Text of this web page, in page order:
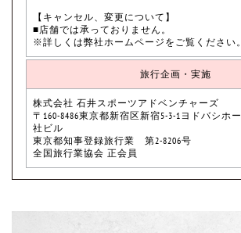
【キャンセル、変更について】
■店舗では承っておりません。
※詳しくは弊社ホームページをご覧ください。
旅行企画・実施
株式会社 石井スポーツアドベンチャーズ
〒160-8486東京都新宿区新宿5-3-1ヨドバシホ
社ビル
東京都知事登録旅行業 第2-8206号
全国旅行業協会 正会員